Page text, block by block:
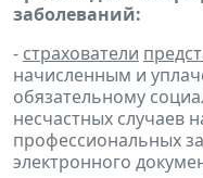
заболеваний:
- страхователи
начисленным и
обязательному
несчастных случаев
профессиональных
электронного